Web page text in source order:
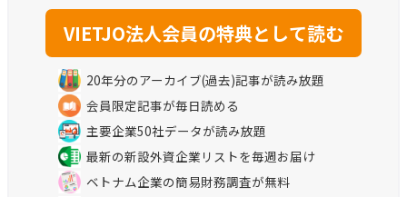
20年分のアーカイブ(過去)記事が読み放題
会員限定記事が毎日読める
主要企業50社データが読み放題
最新の新設外資企業リストを毎週お届け
ベトナム企業の簡易財務調査が無料